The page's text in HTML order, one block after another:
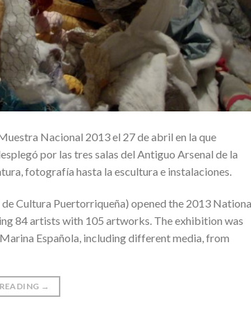
Nacional 2013 el 27 de abril en la que
por las tres salas del Antiguo Arsenal de la
fotografía hasta la escultura e instalaciones.
Cultura Puertorriqueña) opened the 2013
84 artists with 105 artworks. The exhibition was
Española, including different media, from
→